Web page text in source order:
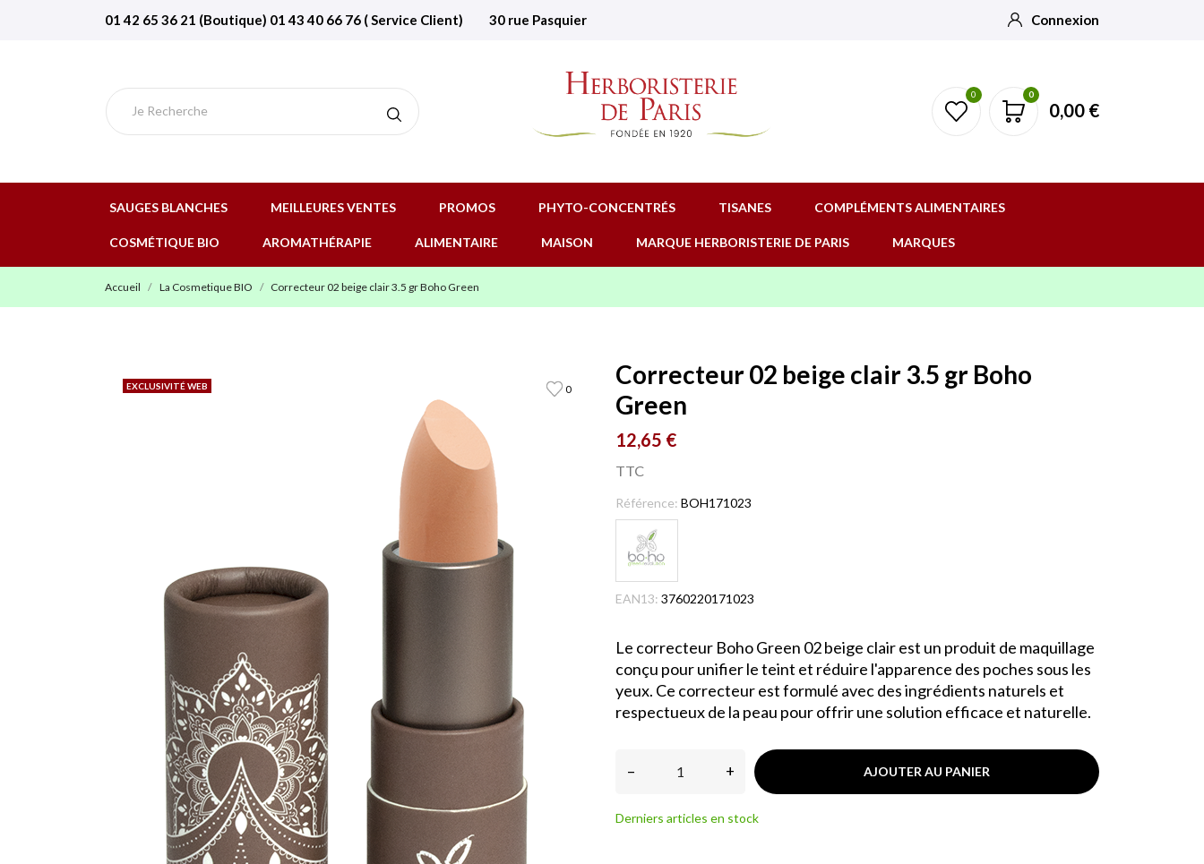
01 42 65 36 21 (Boutique) 01 43 40 66 76 ( Service Client) 30 rue Pasquier Connexion
0 0
0,00 €
SAUGES BLANCHES MEILLEURES VENTES PROMOS PHYTO-CONCENTRÉS TISANES COMPLÉMENTS ALIMENTAIRES
COSMÉTIQUE BIO AROMATHÉRAPIE ALIMENTAIRE MAISON MARQUE HERBORISTERIE DE PARIS MARQUES
Accueil La Cosmetique BIO Correcteur 02 beige clair 3.5 gr Boho Green
0
EXCLUSIVITÉ WEB
Correcteur 02 beige clair 3.5 gr Boho
Green
12,65 €
TTC
Référence: BOH171023
EAN13: 3760220171023
Le correcteur Boho Green 02 beige clair est un produit de maquillage
conçu pour unifier le teint et réduire l'apparence des poches sous les
yeux. Ce correcteur est formulé avec des ingrédients naturels et
respectueux de la peau pour offrir une solution efficace et naturelle.
– + AJOUTER AU PANIER
Derniers articles en stock